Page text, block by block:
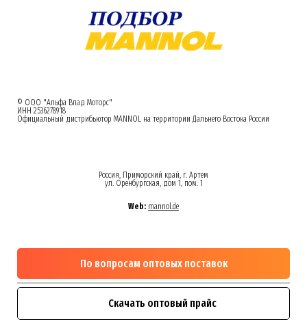
© ООО "Альфа Влад Моторс"
ИНН 2536278918
Официальный дистрибьютор MANNOL на территории Дальнего Востока России
Россия, Приморский край, г. Артем
ул. Оренбургская, дом 1, пом. 1
Web: mannol.de
По вопросам оптовых поставок
Скачать оптовый прайс